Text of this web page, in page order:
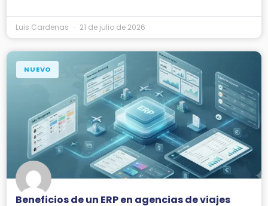
Luis Cardenas 21 de julio de 2026
NUEVO
Beneficios de un ERP en agencias de viajes